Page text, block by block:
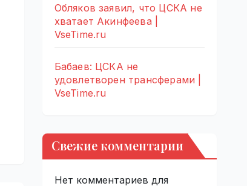
Обляков заявил, что ЦСКА не
хватает Акинфеева |
VseTime.ru
Бабаев: ЦСКА не
удовлетворен трансферами |
VseTime.ru
Свежие комментарии
Нет комментариев для